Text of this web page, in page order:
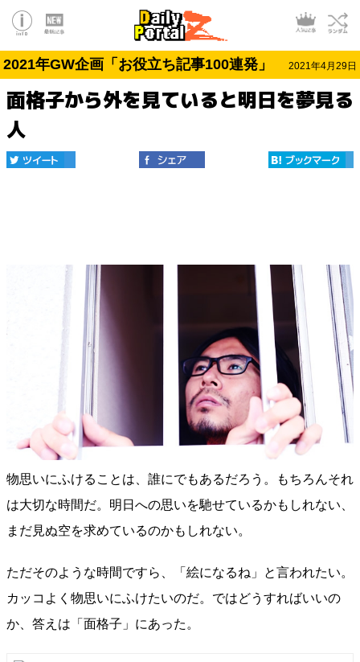
2021年GW企画「お役立ち記事100連発」 2021年4月29日
面格子から外を見ていると明日を夢見る
人
物思いにふけることは、誰にでもあるだろう。もちろんそれ
は大切な時間だ。明日への思いを馳せているかもしれない、
まだ見ぬ空を求めているのかもしれない。
ただそのような時間ですら、「絵になるね」と言われたい。
カッコよく物思いにふけたいのだ。ではどうすればいいの
か、答えは「面格子」にあった。